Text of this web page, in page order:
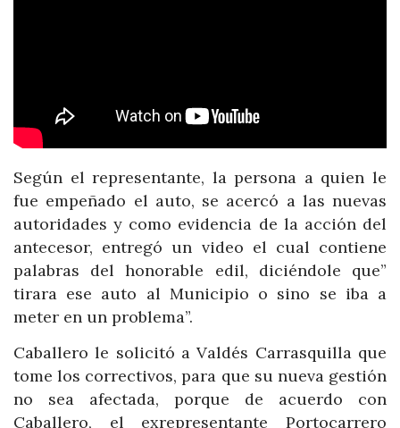
Según el representante, la persona a quien le
fue empeñado el auto, se acercó a las nuevas
autoridades y como evidencia de la acción del
antecesor, entregó un video el cual contiene
palabras del honorable edil, diciéndole que”
tirara ese auto al Municipio o sino se iba a
meter en un problema”.
Caballero le solicitó a Valdés Carrasquilla que
tome los correctivos, para que su nueva gestión
no sea afectada, porque de acuerdo con
Caballero, el exrepresentante Portocarrero